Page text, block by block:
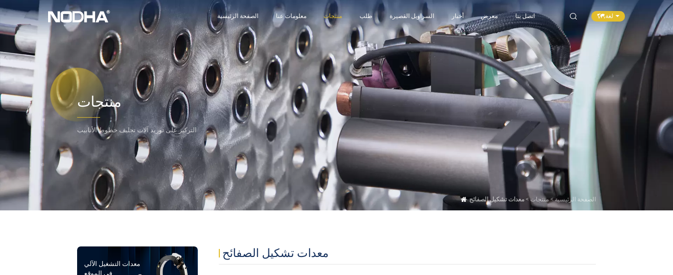
الصفحة الرئيسية معلومات عنا منتجات طلب السراويل القصيرة أخبار معرض اتصل بنا لغة
منتجات
التركيز على توريد آلات تجليف خطوط الأنابيب
الصفحة الرئيسية>منتجات>معدات تشكيل الصفائح
معدات التشغيل الآلي
في الموقع
معدات تشكيل الصفائح